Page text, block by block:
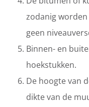
zodanig
geen
Binnen- en
hoekstukken.
De hoogte van
dikte van de